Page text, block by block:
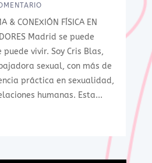
& CONEXIÓN FÍSICA EN
Madrid se puede
vivir. Soy Cris Blas,
sexual, con más de
práctica en sexualidad,
humanas. Esta...